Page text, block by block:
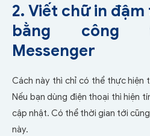
2. Viết chữ in
bằng công
Messenger
Cách này thì chỉ có thể thực hiện
Nếu bạn dùng điện thoại thì hiện
cập nhật. Có thể thời gian tới
này.